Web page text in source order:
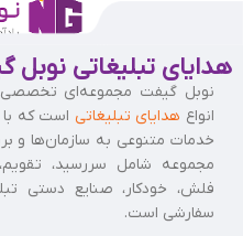
هدایای تبلیغاتی نوبل
نوبل گیفت مجموعه‌ای تخصصی
انواع هدایای تبلیغاتی است که
خدمات متنوعی به سازمان‌ها و
مجموعه شامل سررسید،
فلش، خودکار، صنایع دستی
سفارشی است.